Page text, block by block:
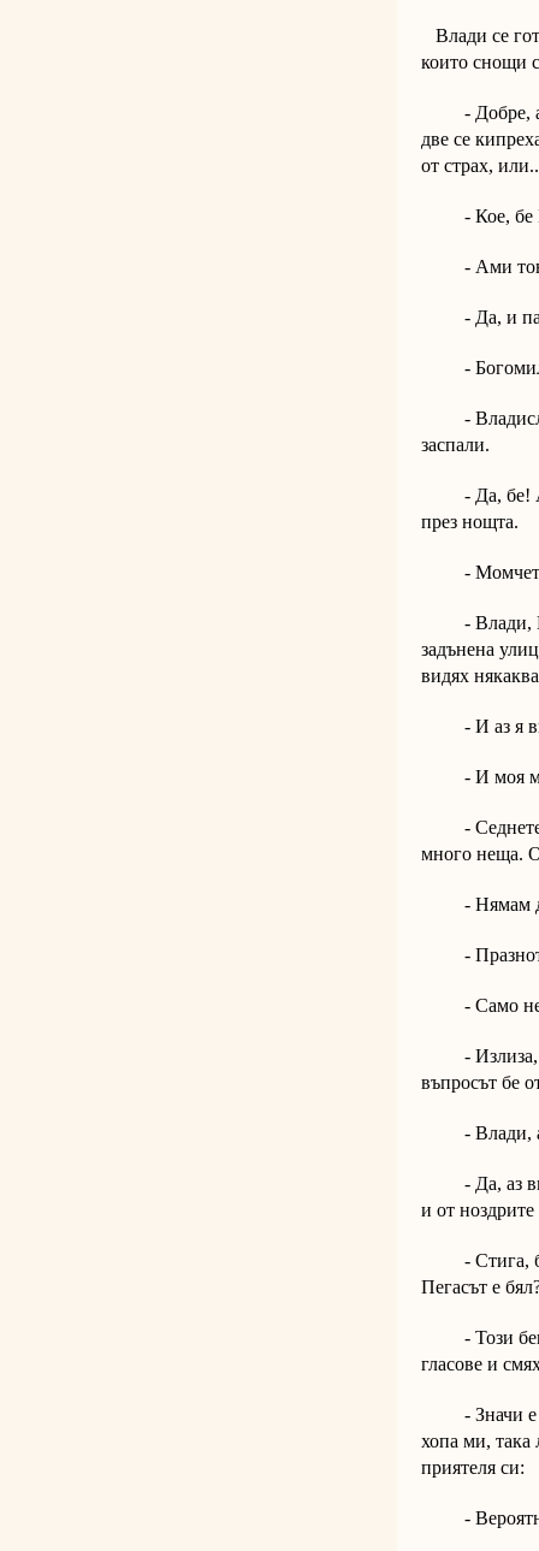
Влади се
които снощи
- Добре, а
две се
от страх,
- Кое, бе
- Ами това
- Да, и
- Богомиле,
-
заспали.
- Да, бе! А
през нощта.
- Момчета,
- Влади,
задънена
видях
- И аз я
- И моя
- Седнете
много неща.
- Нямам
-
- Само
- Излиза, че
въпросът бе
- Влади,
- Да, аз
и от
- Стига, бе!
Пегасът е
- Този беше
гласове и
- Значи е
хопа ми,
приятеля си:
- Вероятно